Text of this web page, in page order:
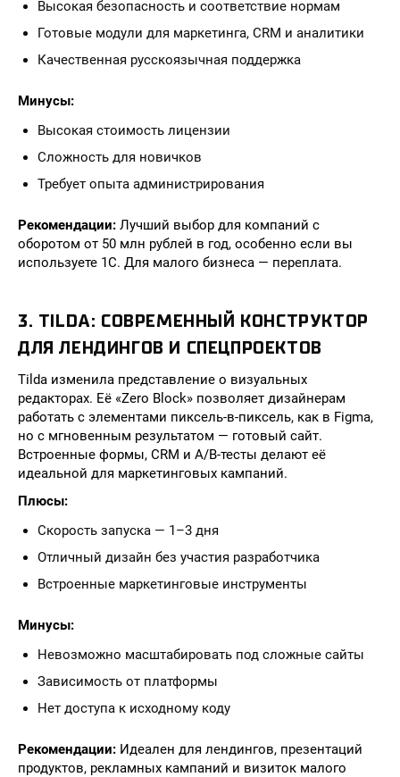
Высокая безопасность и соответствие нормам
Готовые модули для маркетинга, CRM и аналитики
Качественная русскоязычная поддержка
Минусы:
Высокая стоимость лицензии
Сложность для новичков
Требует опыта администрирования
Рекомендации: Лучший выбор для компаний с
оборотом от 50 млн рублей в год, особенно если вы
используете 1С. Для малого бизнеса — переплата.
3. TILDA: СОВРЕМЕННЫЙ КОНСТРУКТОР
ДЛЯ ЛЕНДИНГОВ И СПЕЦПРОЕКТОВ
Tilda изменила представление о визуальных
редакторах. Её «Zero Block» позволяет дизайнерам
работать с элементами пиксель-в-пиксель, как в Figma,
но с мгновенным результатом — готовый сайт.
Встроенные формы, CRM и A/B-тесты делают её
идеальной для маркетинговых кампаний.
Плюсы:
Скорость запуска — 1–3 дня
Отличный дизайн без участия разработчика
Встроенные маркетинговые инструменты
Минусы:
Невозможно масштабировать под сложные сайты
Зависимость от платформы
Нет доступа к исходному коду
Рекомендации: Идеален для лендингов, презентаций
продуктов, рекламных кампаний и визиток малого